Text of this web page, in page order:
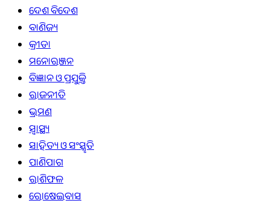
ଦେଶ ବିଦେଶ
ବାଣିଜ୍ୟ
କ୍ରୀଡା
ମନୋରଞ୍ଜନ
ବିଜ୍ଞାନ ଓ ପ୍ରଯୁକ୍ତି
ରାଜନୀତି
ଭ୍ରମଣ
ସ୍ୱାସ୍ଥ୍ୟ
ସାହିତ୍ୟ ଓ ସଂସ୍କୃତି
ପାଣିପାଗ
ରାଶିଫଳ
ରୋଷେଇବାସ